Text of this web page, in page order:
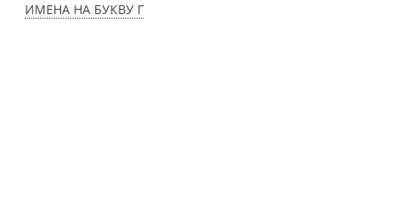
ИМЕНА НА БУКВУ Г